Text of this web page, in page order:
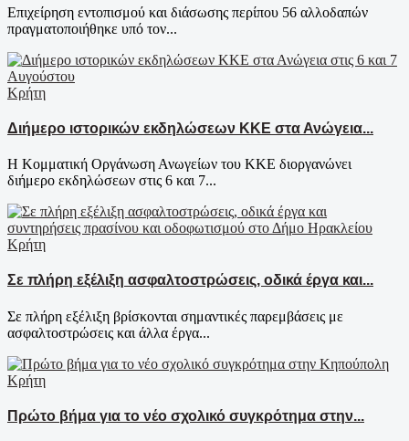
Επιχείρηση εντοπισμού και διάσωσης περίπου 56 αλλοδαπών
πραγματοποιήθηκε υπό τον...
Κρήτη
Διήμερο ιστορικών εκδηλώσεων ΚΚΕ στα Ανώγεια...
Η Κομματική Οργάνωση Ανωγείων του ΚΚΕ διοργανώνει
διήμερο εκδηλώσεων στις 6 και 7...
Κρήτη
Σε πλήρη εξέλιξη ασφαλτοστρώσεις, οδικά έργα και...
Σε πλήρη εξέλιξη βρίσκονται σημαντικές παρεμβάσεις με
ασφαλτοστρώσεις και άλλα έργα...
Κρήτη
Πρώτο βήμα για το νέο σχολικό συγκρότημα στην...